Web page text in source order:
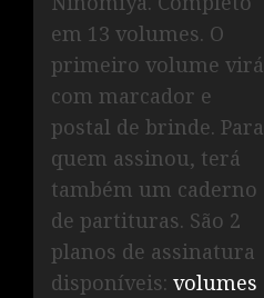
em 13 volumes. O
primeiro volume virá
com marcador e
postal de brinde. Para
quem assinou, terá
também um caderno
de partituras. São 2
planos de assinatura
disponíveis: volumes